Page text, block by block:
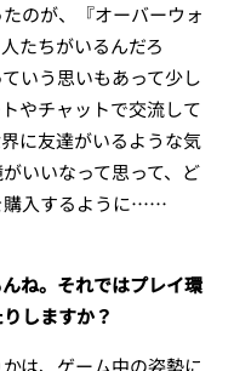
のが、『オーバーウォ
たちがいるんだろ
いう思いもあって少し
やチャットで交流して
に友達がいるような気
いいなって思って、ど
購入するように……
ね。それではプレイ環
しますか？